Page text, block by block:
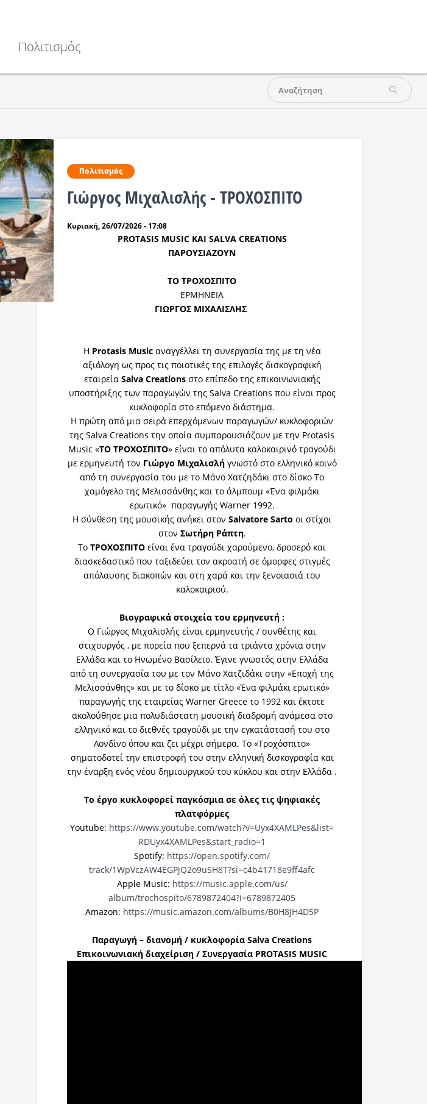
Πολιτισμός
Πολιτισμός
Γιώργος Μιχαλισλής - ΤΡΟΧΟΣΠΙΤΟ
Κυριακή, 26/07/2026 - 17:08
PROTASIS MUSIC ΚΑΙ SALVA CREATIONS
ΠΑΡΟΥΣΙΑΖΟΥΝ
ΤΟ ΤΡΟΧΟΣΠΙΤΟ
ΕΡΜΗΝΕΙΑ
ΓΙΩΡΓΟΣ ΜΙΧΑΛΙΣΛΗΣ
H Protasis Music αναγγέλλει τη συνεργασία της με τη νέα
αξιόλογη ως προς τις ποιοτικές της επιλογές δισκογραφική
εταιρεία Salva Creations στο επίπεδο της επικοινωνιακής
υποστήριξης των παραγωγών της Salva Creations που είναι προς
κυκλοφορία στο επόμενο διάστημα.
Η πρώτη από μια σειρά επερχόμενων παραγωγών/ κυκλοφοριών
της Salva Creations την οποία συμπαρουσιάζουν με την Protasis
Music «ΤΟ ΤΡΟΧΟΣΠΙΤΟ» είναι το απόλυτα καλοκαιρινό τραγούδι
με ερμηνευτή τον Γιώργο Μιχαλισλήγνωστό στο ελληνικό κοινό
από τη συνεργασία του με το Μάνο Χατζηδάκι στο δίσκο Το
χαμόγελο της Μελισσάνθης και το άλμπουμ «Ένα φιλμάκι
ερωτικό» παραγωγής Warner 1992.
Η σύνθεση της μουσικής ανήκει στονSalvatore Sarto οι στίχοι
στον Σωτήρη Ράπτη.
ΤοΤΡΟΧΟΣΠΙΤΟ είναι ένα τραγούδι χαρούμενο, δροσερό και
διασκεδαστικό που ταξιδεύει τον ακροατή σε όμορφες στιγμές
απόλαυσης διακοπών και στη χαρά και την ξενοιασιά του
καλοκαιριού.
Βιογραφικά στοιχεία του ερμηνευτή :
Ο Γιώργος Μιχαλισλής είναι ερμηνευτής / συνθέτης και
στιχουργός , με πορεία που ξεπερνά τα τριάντα χρόνια στην
Ελλάδα και το Ηνωμένο Βασίλειο. Έγινε γνωστός στην Ελλάδα
από τη συνεργασία του με τον Μάνο Χατζιδάκι στην «Εποχή της
Μελισσάνθης» και με το δίσκο με τίτλο «Ένα φιλμάκι ερωτικό»
παραγωγής της εταιρείας Warner Greece το 1992 και έκτοτε
ακολούθησε μια πολυδιάστατη μουσική διαδρομή ανάμεσα στο
ελληνικό και το διεθνές τραγούδι με την εγκατάστασή του στο
Λονδίνο όπου και ζει μέχρι σήμερα. Το «Τροχόσπιτο»
σηματοδοτεί την επιστροφή του στην ελληνική δισκογραφία και
την έναρξη ενός νέου δημιουργικού του κύκλου και στην Ελλάδα .
Το έργο κυκλοφορεί παγκόσμια σε όλες τις ψηφιακές
πλατφόρμες
Youtube: https://www.youtube.com/watch?v=Uyx4XAMLPes&list=
RDUyx4XAMLPes&start_radio=1
Spotify: https://open.spotify.com/
track/1WpVczAW4EGPjQ2o9uSH8T?si=c4b41718e9ff4afc
Apple Music: https://music.apple.com/us/
album/trochospito/6789872404?i=6789872405
Amazon: https://music.amazon.com/albums/B0H8JH4D5P
Παραγωγή – διανομή / κυκλοφορία Salva Creations
Επικοινωνιακή διαχείριση / Συνεργασία PROTASIS MUSIC